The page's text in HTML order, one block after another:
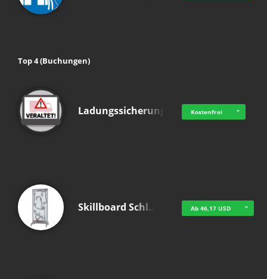
Top 4 (Buchungen)
Ladungssicherung Kostenfrei
Skillboard Schl… Ab 46,17 USD